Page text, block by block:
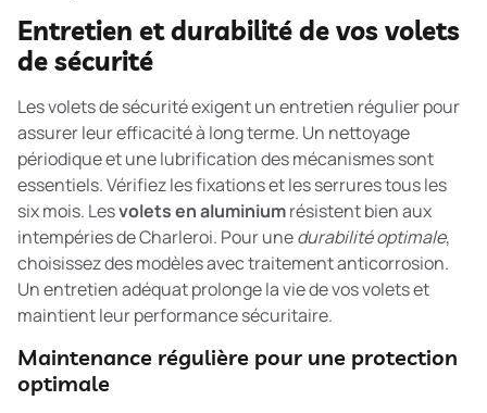
Entretien et durabilité de vos volets
de sécurité
Les volets de sécurité exigent un entretien régulier pour
assurer leur efficacité à long terme. Un nettoyage
périodique et une lubrification des mécanismes sont
essentiels. Vérifiez les fixations et les serrures tous les
six mois. Lesvolets en aluminiumrésistent bien aux
intempéries de Charleroi. Pour unedurabilité optimale,
choisissez des modèles avec traitement anticorrosion.
Un entretien adéquat prolonge la vie de vos volets et
maintient leur performance sécuritaire.
Maintenance régulière pour une protection
optimale